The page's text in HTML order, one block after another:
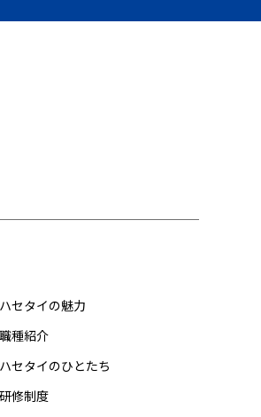
ハセタイの魅力
職種紹介
ハセタイのひとたち
研修制度